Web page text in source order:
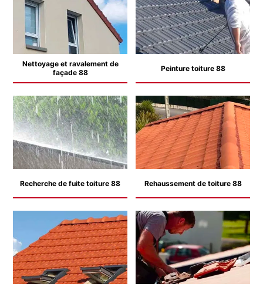
Nettoyage et ravalement de
façade 88
Peinture toiture 88
Recherche de fuite toiture 88 Rehaussement de toiture 88